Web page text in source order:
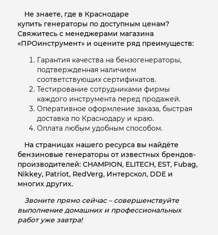
Не знаете, где в Краснодаре
купить генераторы по доступным ценам?
Свяжитесь с менеджерами магазина
«ПРОинструмент» и оцените ряд преимуществ:
Гарантия качества на бензогенераторы,
подтвержденная наличием
соответствующих сертификатов.
Тестирование сотрудниками фирмы
каждого инструмента перед продажей.
Оперативное оформление заказа, быстрая
доставка по Краснодару и краю.
Оплата любым удобным способом.
На страницах нашего ресурса вы найдёте
бензиновые генераторы от известных брендов-
производителей: CHAMPION, ELITECH, EST, Fubag,
Nikkey, Patriot, RedVerg, Интерскол, DDE и
многих других.
Звоните прямо сейчас – совершенствуйте
выполнение домашних и профессиональных
работ уже завтра!